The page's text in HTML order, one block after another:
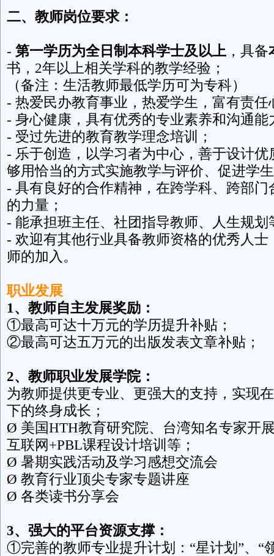
二、教师岗位要求：
- 第一学历为全日制本科学士及以上 ，具备
书，2年以上相关学科的教学经验；
（备注：生活教师最低学历可为专科）
- 热爱民办教育事业，热爱学生，富有责任
- 身心健康，具有优秀的专业素养和沟通能
- 受过先进的教育教学理念培训；
- 乐于创造，以学习者为中心，善于设计
够用恰当的方式实施教学与评价、促进学
- 具有良好的合作精神，在跨学科、跨部
的力量；
- 能承担班主任、社团指导教师、人生规划
- 欢迎有其他行业具备教师资格的优秀人
师的加入。
职业发展
1、教师自主发展奖励：
①最高可达十万元的学历提升补贴；
②最高可达五万元的出版发表文章补贴；
2、教师职业发展学院：
为教师提供更专业、更强大的支持，实现
下的终身成长；
Ø 美国HTH教育研究院、台湾知名专家开
互联网+PBL课程设计培训等；
Ø 暑期实践活动及学习感想交流会
Ø 教育行业顶尖专家专题讲座
Ø 各类读书分享会
3、强大的平台资源支撑：
①完善的教师专业提升计划：“星计划”、“